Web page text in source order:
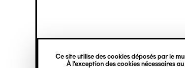
Ce site utilise des cookies déposés par le
À l’exception des cookies nécessaires
verticale